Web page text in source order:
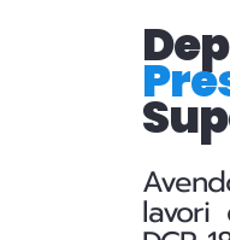
lavori